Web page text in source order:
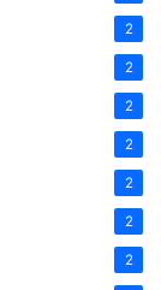
2
2
2
2
2
2
2